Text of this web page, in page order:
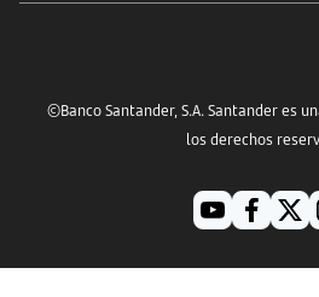
©Banco Santander, S.A. Santander es
los derechos